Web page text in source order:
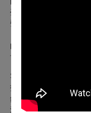
臺北場演出佛瑞的安魂
聲展現團隊間的友情。
的歌聲，期待於音樂會
客席指揮｜
指揮｜
周筱倩 潘國
鋼琴｜施智筌 張鉯雯
演唱｜直締友聲室內合